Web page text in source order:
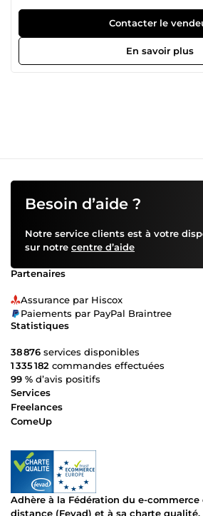
Laravel pour un back-end robuste,
interfaces dynamiques, Tailwind CSS
moderne et TypeScript pour un code
Je travaille également avec l’IA pour
tâches, améliorer l’expérience
Contacter le
En savoir plus
Besoin d’aide ?
Notre service clients est à votre
sur notre centre d’aide
Partenaires
Assurance par Hiscox
Paiements par PayPal Braintree
Statistiques
38 876 services disponibles
1 335 182 commandes effectuées
99 % d’avis positifs
Services
Freelances
ComeUp
Adhère à la Fédération du e-
distance (Fevad) et à sa charte qualité.